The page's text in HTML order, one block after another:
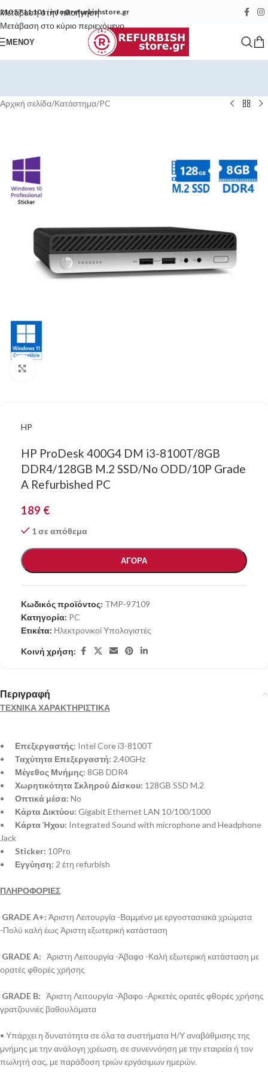
Μετάβαση στην πλοήγηση
Μετάβαση στο κύριο περιεχόμενο
210 57 11 101|info@refurbishstore.gr
ΜΕΝΟΎ
Αρχική σελίδα/Κατάστημα/PC
HP
HP ProDesk 400G4 DM i3-8100T/8GB
DDR4/128GB M.2 SSD/No ODD/10P Grade
A Refurbished PC
189 €
1 σε απόθεμα
ΑΓΟΡΑ
Κωδικός προϊόντος: TMP-97109
Κατηγορία: PC
Ετικέτα: Ηλεκτρονικοί Υπολογιστές
Κοινή χρήση:
Περιγραφή
ΤΕΧΝΙΚΑ ΧΑΡΑΚΤΗΡΙΣΤΙΚΑ
• Επεξεργαστής: Intel Core i3-8100T
• Ταχύτητα Επεξεργαστή: 2.40GHz
• Μέγεθος Μνήμης: 8GB DDR4
• Χωρητικότητα Σκληρού Δίσκου: 128GB SSD M.2
• Οπτικά μέσα: No
• Κάρτα Δικτύου: Gigabit Ethernet LAN 10/100/1000
• Κάρτα Ήχου: Integrated Sound with microphone and Headphone
Jack
• Sticker: 10Pro
• Εγγύηση: 2 έτη refurbish
ΠΛΗΡΟΦΟΡΙΕΣ
GRADE A+: Άριστη Λειτουργία -Βαμμένο με εργοστασιακά χρώματα
-Πολύ καλή έως Άριστη εξωτερική κατάσταση
GRADE Α: Άριστη Λειτουργία -Άβαφο -Καλή εξωτερική κατάσταση με
ορατές φθορές χρήσης
GRADE B: Άριστη Λειτουργία -Άβαφο -Αρκετές ορατές φθορές χρήσης
γρατζουνιές βαθουλόματα
• Υπάρχει η δυνατότητα σε όλα τα συστήματα Η/Υ αναβάθμισης της
μνήμης με την ανάλογη χρέωση, σε συνεννόηση με την εταιρεία ή τον
πωλητή σας, με παράδοση τριών εργάσιμων ημερών.